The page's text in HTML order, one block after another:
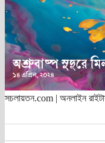
সচলায়তন.com | অনলাইন